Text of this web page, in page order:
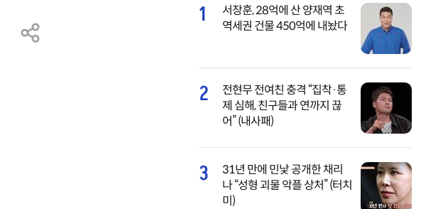
1
서장훈, 28억에 산 양재역 초
역세권 건물 450억에 내놨다
2
전현무 전여친 충격 “집착·통
제 심해, 친구들과 연까지 끊
어” (내사패)
3
31년 만에 민낯 공개한 채리
나 “성형 괴물 악플 상처” (터치
미)